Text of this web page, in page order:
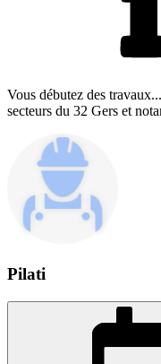
Vous débutez des
secteurs du 32 Gers et
Pilati